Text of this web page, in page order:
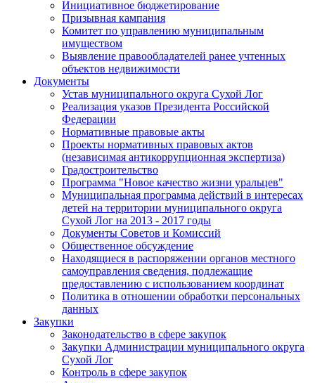
Инициативное бюджетирование
Призывная кампания
Комитет по управлению муниципальным
имуществом
Выявление правообладателей ранее учтенных
объектов недвижимости
Документы
Устав муниципального округа Сухой Лог
Реализация указов Президента Российской
Федерации
Нормативные правовые акты
Проекты нормативных правовых актов
(независимая антикоррупционная экспертиза)
Градостроительство
Программа "Новое качество жизни уральцев"
Муниципальная программа действий в интересах
детей на территории муниципального округа
Сухой Лог на 2013 - 2017 годы
Документы Советов и Комиссий
Общественное обсуждение
Находящиеся в распоряжении органов местного
самоуправления сведения, подлежащие
предоставлению с использованием координат
Политика в отношении обработки персональных
данных
Закупки
Законодательство в сфере закупок
Закупки Администрации муниципального округа
Сухой Лог
Контроль в сфере закупок